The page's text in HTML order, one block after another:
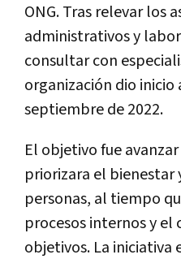
ONG. Tras relevar los
administrativos y
consultar con
organización dio
septiembre de 2022.
El objetivo fue
priorizara el bienestar
personas, al tiempo
procesos internos y
objetivos. La iniciativa